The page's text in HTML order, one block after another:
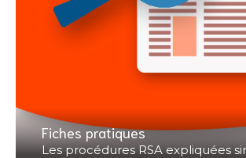
Fiches pratiques
Les procédures RSA expliquées